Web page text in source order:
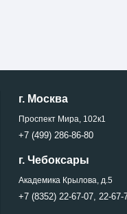
г. Москва
Проспект Мира, 102к1
+7 (499) 286-86-80
г. Чебоксары
Академика Крылова, д.5
+7 (8352) 22-67-07, 22-67-